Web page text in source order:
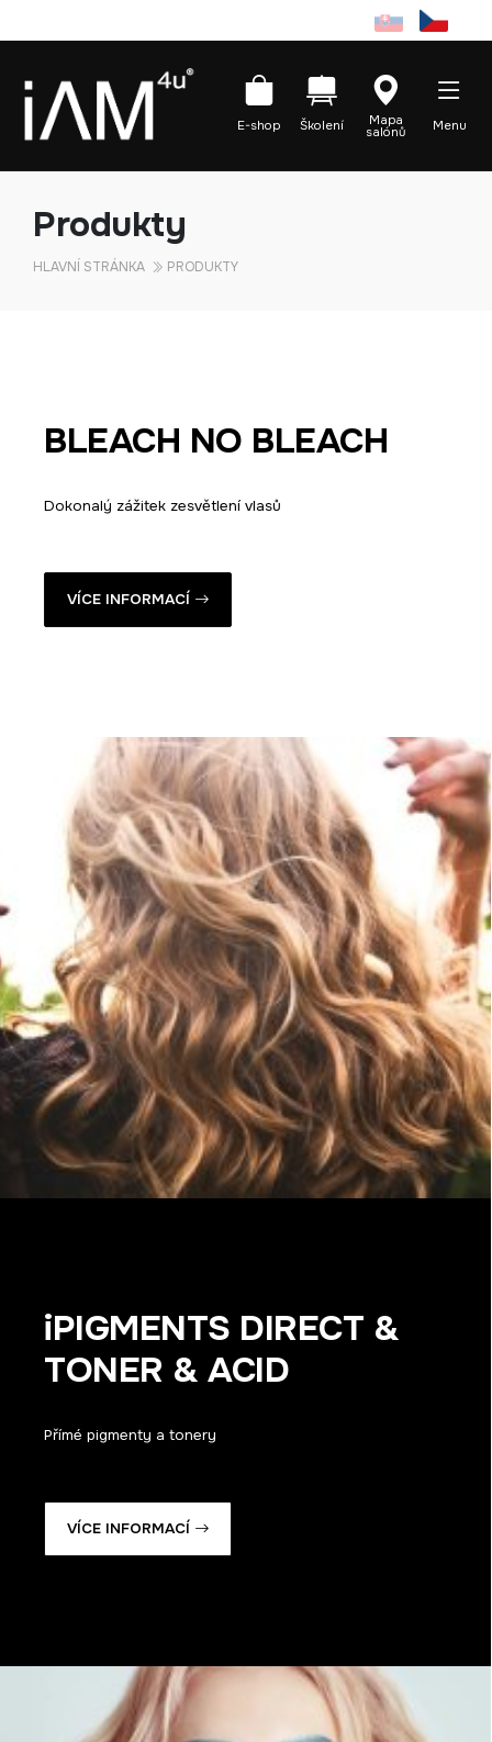
E-shop Školení Mapa
salónů Menu
Produkty
HLAVNÍ STRÁNKA PRODUKTY
BLEACH NO BLEACH
Dokonalý zážitek zesvětlení vlasů
VÍCE INFORMACÍ
iPIGMENTS DIRECT &
TONER & ACID
Přímé pigmenty a tonery
VÍCE INFORMACÍ